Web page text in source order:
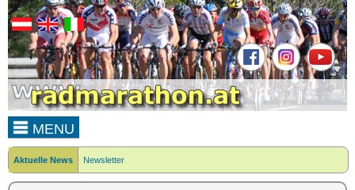
MENU
Aktuelle News Newsletter